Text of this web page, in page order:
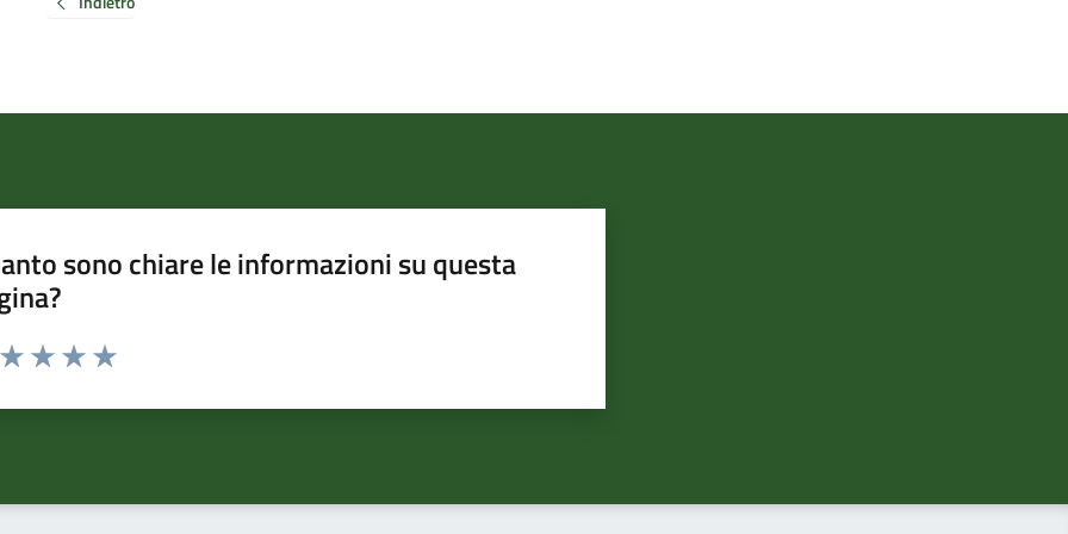
sono chiare le informazioni su questa
da 1 a 5 stelle la pagina